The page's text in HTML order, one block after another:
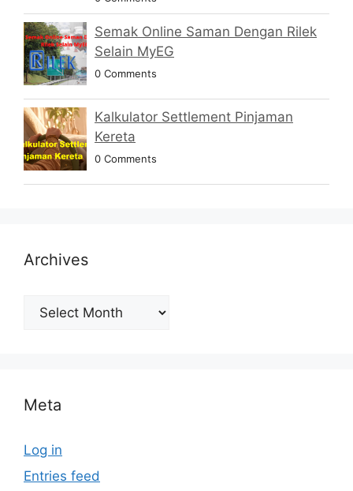
Semak Online Saman Dengan Rilek
Selain MyEG
0 Comments
Kalkulator Settlement Pinjaman
Kereta
0 Comments
Archives
Archives
Meta
Log in
Entries feed